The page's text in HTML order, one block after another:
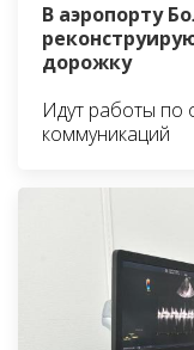
В аэропорту
дорожку
Идут работы по
коммуникаций